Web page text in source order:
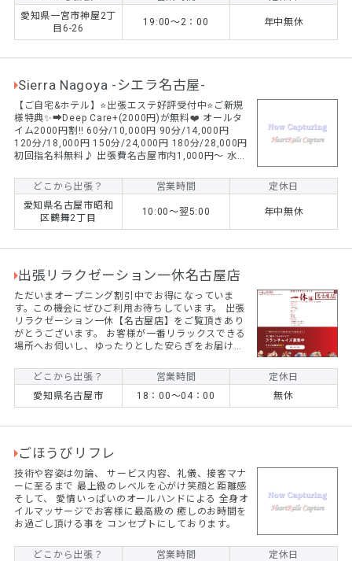
愛知県一宮市神屋2丁
目6-26
19:00～2：00 年中無休
Sierra Nagoya -シエラ名古屋-
【ご自宅&ホテル】⭐️出張エステ好評受付中⭐️ご新規
様特典✨➡︎Deep Care+(2000円)が無料❤️ オールタ
イム2000円割‼️ 60分/10,000円 90分/14,000円
120分/18,000円 150分/24,000円 180分/28,000円
初回指名料無料♪ 出張費名古屋市内1,000円〜 水溶
屋出張マッサージならSierra Nagoya❣️ ワクワクド
キドキ体験をお楽しみください✨ 日本人セラピスト
のみ在籍。
どこから出張？ 営業時間
定休日
愛知県名古屋市昭和
区鶴舞2丁目
10:00〜翌5:00 年中無休
出張リラクゼーション一休名古屋店
ただいまオープニング割引中でお得になっていま
す。この機会にぜひご利用お待ちしています。 出張
リラクゼーション一休【名古屋店】をご覧頂きあり
がとうございます。 お客様が一番リラックスできる
場所へお伺いし、ゆったりとした安らぎをお届け致
状のお客様からご愛好賜っております。 一休では、
お客様お一人お一人に寄り添って、環境や状況やメ
ンタルに合わせて施術をご提供させて頂く事をモッ
トーにしております。 勿論、カップルやご夫婦、お
で頂いております...
どこから出張？ 営業時間
定休日
愛知県名古屋市
18：00～04：00 無休
ごほうびリフレ
技術や容姿は勿論、 サービス内容、礼儀、接客マナ
ーに至るまで 最上級のレベルを心がけ笑顔と距離感
そして、 愛情いっぱいのオールハンドによる 全身オ
イルマッサージでお客様に最高級の 癒しのお時間を
お過ごし頂ける事を コンセプトにしております。
どこから出張？ 営業時間 定休日